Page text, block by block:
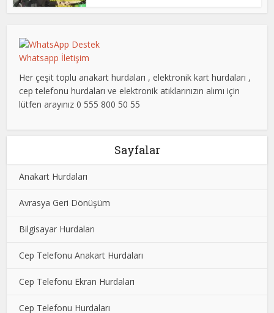
Whatsapp İletişim
Her çeşit toplu anakart hurdaları , elektronik kart hurdaları ,
cep telefonu hurdaları ve elektronik atıklarınızın alımı için
lütfen arayınız 0 555 800 50 55
Sayfalar
Anakart Hurdaları
Avrasya Geri Dönüşüm
Bilgisayar Hurdaları
Cep Telefonu Anakart Hurdaları
Cep Telefonu Ekran Hurdaları
Cep Telefonu Hurdaları